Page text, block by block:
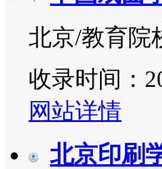
北京/教育院
收录时间：
网站详情
北京印刷